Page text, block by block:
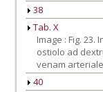
38
Tab. X
Image : Fig.
ostiolo ad
venam
40